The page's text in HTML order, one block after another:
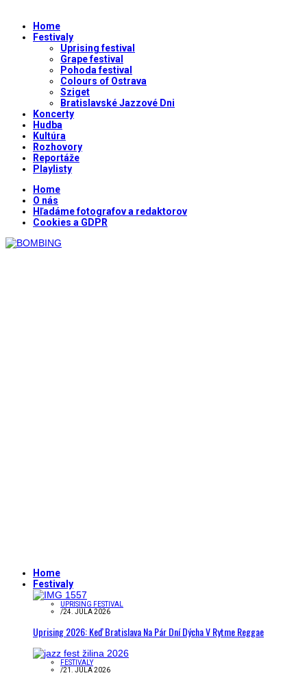
Home
Festivaly
Uprising festival
Grape festival
Pohoda festival
Colours of Ostrava
Sziget
Bratislavské Jazzové Dni
Koncerty
Hudba
Kultúra
Rozhovory
Reportáže
Playlisty
Home
O nás
Hľadáme fotografov a redaktorov
Cookies a GDPR
Home
Festivaly
UPRISING FESTIVAL
/24. JÚLA 2026
Uprising 2026: Keď Bratislava Na Pár Dní Dýcha V Rytme Reggae
FESTIVALY
/21. JÚLA 2026